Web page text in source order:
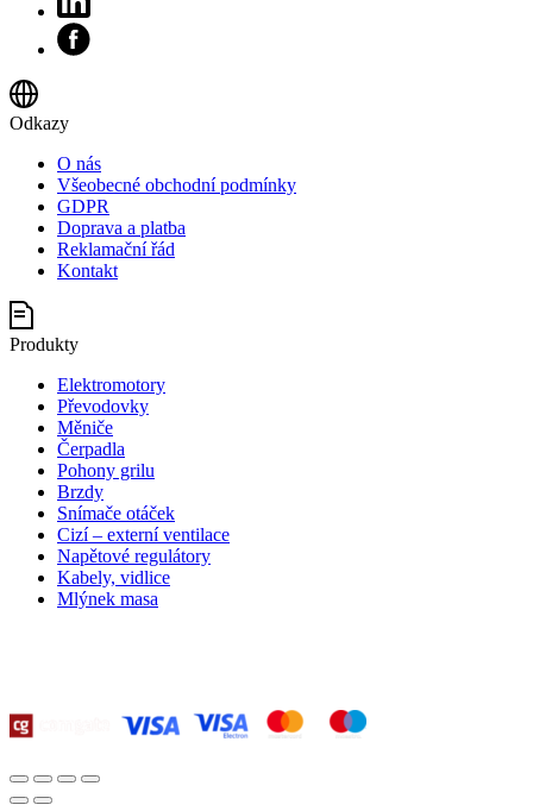
Odkazy
O nás
Všeobecné obchodní podmínky
GDPR
Doprava a platba
Reklamační řád
Kontakt
Produkty
Elektromotory
Převodovky
Měniče
Čerpadla
Pohony grilu
Brzdy
Snímače otáček
Cizí – externí ventilace
Napětové regulátory
Kabely, vidlice
Mlýnek masa